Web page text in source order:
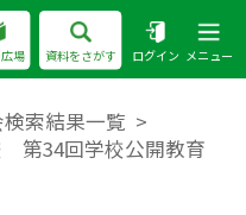
場 資料をさがす ログイン メニュー
索結果一覧
第34回学校公開教育